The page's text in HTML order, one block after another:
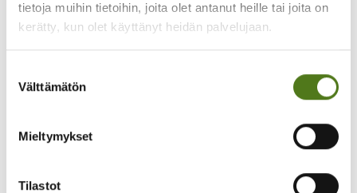
tietoja muihin tietoihin, joita olet antanut heille tai joita on
kerätty, kun olet käyttänyt heidän palvelujaan.
valinta
Välttämätön
Mieltymykset
Tilastot
Mitä mieltä olet sivun sisällöstä?